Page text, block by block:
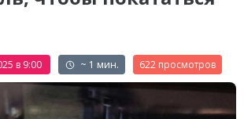
в 9:00 ~ 1 мин. 622